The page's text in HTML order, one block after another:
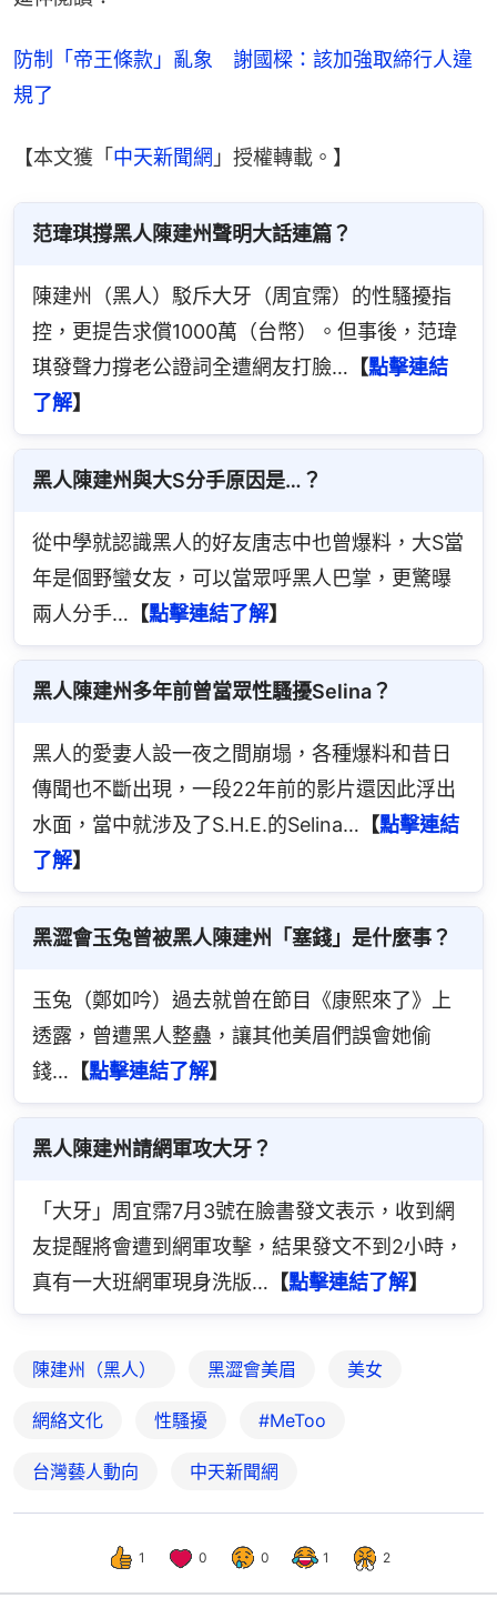
防制「帝王條款」亂象　謝國樑：該加強取締行人違
規了
【本文獲「 中天新聞網 」授權轉載。】
范瑋琪撐黑人陳建州聲明大話連篇？
陳建州（黑人）駁斥大牙（周宜霈）的性騷擾指
控，更提告求償1000萬（台幣）。但事後，范瑋
琪發聲力撐老公證詞全遭網友打臉… 【點擊連結
了解】
黑人陳建州與大S分手原因是…？
從中學就認識黑人的好友唐志中也曾爆料，大S當
年是個野蠻女友，可以當眾呼黑人巴掌，更驚曝
兩人分手… 【點擊連結了解】
黑人陳建州多年前曾當眾性騷擾Selina？
黑人的愛妻人設一夜之間崩塌，各種爆料和昔日
傳聞也不斷出現，一段22年前的影片還因此浮出
水面，當中就涉及了S.H.E.的Selina… 【點擊連結
了解】
黑澀會玉兔曾被黑人陳建州「塞錢」是什麼事？
玉兔（鄭如吟）過去就曾在節目《康熙來了》上
透露，曾遭黑人整蠱，讓其他美眉們誤會她偷
錢… 【點擊連結了解】
黑人陳建州請網軍攻大牙？
「大牙」周宜霈7月3號在臉書發文表示，收到網
友提醒將會遭到網軍攻擊，結果發文不到2小時，
真有一大班網軍現身洗版… 【點擊連結了解】
陳建州（黑人） 黑澀會美眉 美女
網絡文化 性騷擾 #MeToo
台灣藝人動向 中天新聞網
1 0 0 1 2